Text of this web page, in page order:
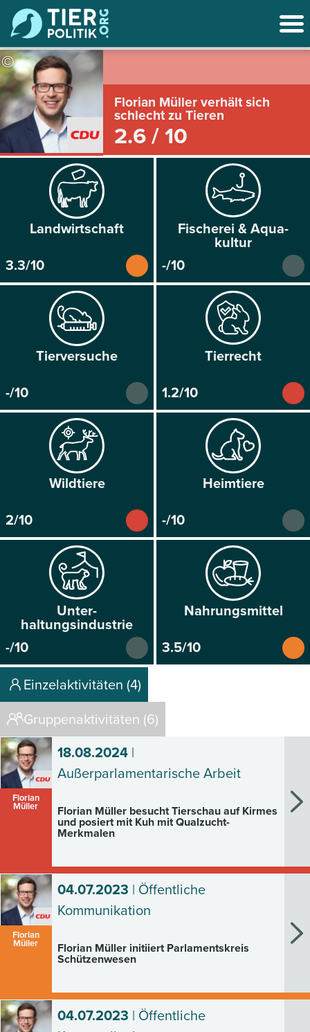
©
Florian Müller verhält sich
schlecht zu Tieren
2.6 / 10
Land­wirtschaft
3.3/10
Fischerei & Aqua­
kultur
-/10
Tier­versuche
-/10
Tier­recht
1.2/10
Wild­tiere
2/10
Heim­tiere
-/10
Unter­
haltungsindustrie
-/10
Nahrungs­mittel
3.5/10
Einzelaktivitäten (4)
Gruppenaktivitäten (6)
Florian
Müller
18.08.2024|
Außerparlamentarische Arbeit
Florian Müller besucht Tierschau auf Kirmes
und posiert mit Kuh mit Qualzucht-
Merkmalen
Florian
Müller
04.07.2023 | Öffentliche
Kommunikation
Florian Müller initiiert Parlamentskreis
Schützenwesen
04.07.2023 | Öffentliche